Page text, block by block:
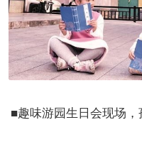
■趣味游园生日会现场